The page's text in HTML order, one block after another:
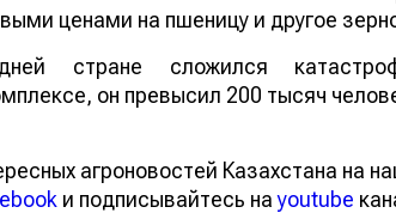
ценами на пшеницу и другое
стране сложился
он превысил 200 тысяч
агроновостей Казахстана на
и подписывайтесь наyoutube